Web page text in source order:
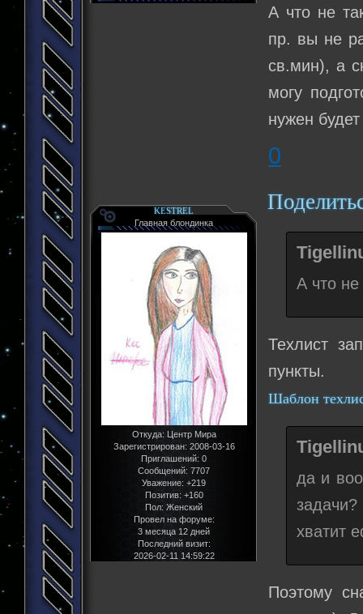
А что не
пр. вы не
св.мин), а
могу
нужен
0
KESTREL
Главная блондинка
Откуда:Центр Мира
Зарегистрирован: 2008-03-16
Приглашений: 0
Сообщений: 7707
Уважение: +219
Позитив: +160
Пол:Женский
Провел на форуме:
3 месяца 12 дней
Последний визит:
2026-02-11 14:59:22
А что не
Техлист
пункты.
Шаблон
да и
хватит
Поэтому